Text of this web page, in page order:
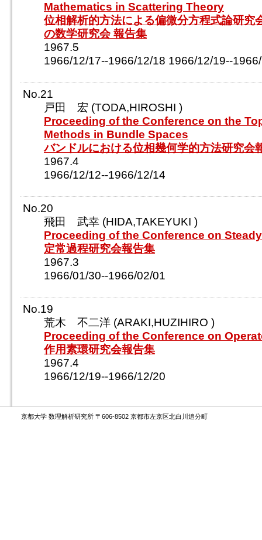
Mathematics in Scattering Theory
位相解析的方法による偏微分方程式論研究
の数学研究会 報告集
1967.5
1966/12/17--1966/12/18 1966/12/19--
No.21
戸田 宏 (TODA,HIROSHI )
Proceeding of the Conference on the
Methods in Bundle Spaces
バンドルにおける位相幾何学的方法研究会
1967.4
1966/12/12--1966/12/14
No.20
飛田 武幸 (HIDA,TAKEYUKI )
Proceeding of the Conference on
定常過程研究会報告集
1967.3
1966/01/30--1966/02/01
No.19
荒木 不二洋 (ARAKI,HUZIHIRO )
Proceeding of the Conference on
作用素環研究会報告集
1967.4
1966/12/19--1966/12/20
京都大学 数理解析研究所 〒606-8502 京都市左京区北白川追分町